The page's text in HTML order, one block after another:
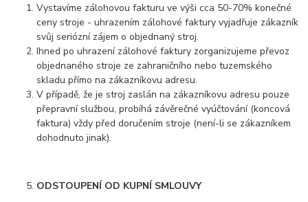
Vystavíme zálohovou fakturu ve výši cca 50-70% konečné
ceny stroje - uhrazením zálohové faktury vyjadřuje zákazník
svůj seriózní zájem o objednaný stroj.
Ihned po uhrazení zálohové faktury zorganizujeme převoz
objednaného stroje ze zahraničního nebo tuzemského
skladu přímo na zákazníkovu adresu.
V případě, že je stroj zaslán na zákazníkovu adresu pouze
přepravní službou, probíhá závěrečné vyúčtování (koncová
faktura) vždy před doručením stroje (není-li se zákazníkem
dohodnuto jinak).
ODSTOUPENÍ OD KUPNÍ SMLOUVY